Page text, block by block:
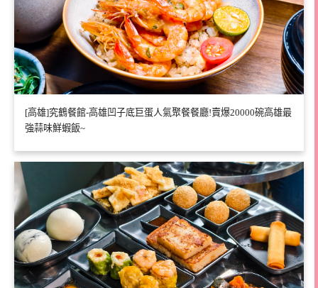
[高雄]究鶴餐館-高雄凹子底巨蛋人氣聚餐餐廳!賣爆20000碗高雄最
強蒜味鮮蝦飯~